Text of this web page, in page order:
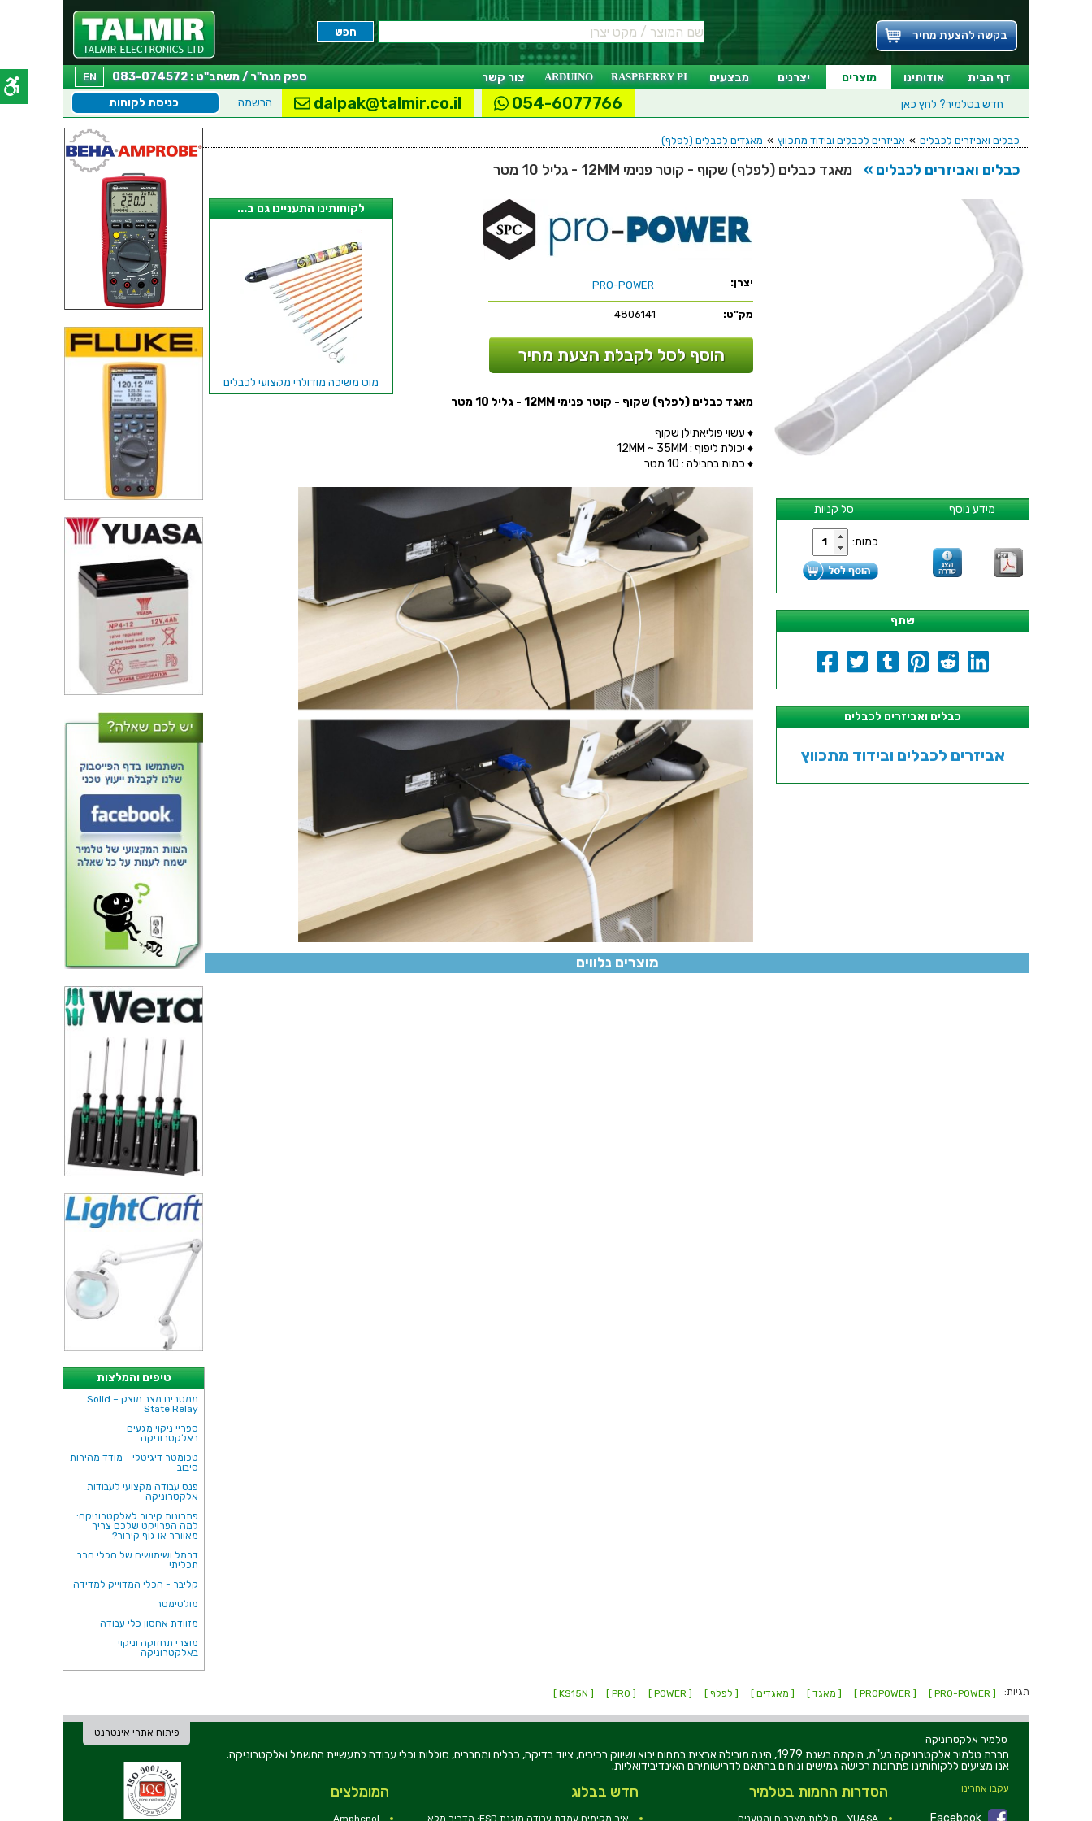
בקשה להצעת מחיר
דף הבית אודותינו מוצרים יצרנים מבצעים RASPBERRY PI
ARDUINO צור קשר EN
ספק מנה"ר / משהב"ט : 083-074572
חדש בטלמיר? לחץ כאן כניסת לקוחות הרשמה dalpak@talmir.co.il 054-6077766
טיפים והמלצות
ממסרים מצב מוצק – Solid
State Relay
ספריי ניקוי מגעים
באלקטרוניקה
טכומטר דיגיטלי - מודד מהירות
סיבוב
פנס עבודה מקצועי לעבודות
אלקטרוניקה
פתרונות קירור לאלקטרוניקה:
למה הפרויקט שלכם צריך
מאוורר או גוף קירור?
דרמל ושימושים של הכלי הרב
תכליתי
קליבר - הכלי המדוייק למדידה
מולטימטר
מזוודת אחסון כלי עבודה
מוצרי תחזוקה וניקוי
באלקטרוניקה
כבלים ואביזרים לכבלים » אביזרים לכבלים ובידוד מתכווץ » מאגדים לכבלים (לפלף)
כבלים ואביזרים לכבלים » מאגד כבלים (לפלף) שקוף - קוטר פנימי 12MM - גליל 10 מטר
סל קניות מידע נוסף
כמות:
שתף
כבלים ואביזרים לכבלים
אביזרים לכבלים ובידוד מתכווץ
יצרן: PRO-POWER
מק"ט: 4806141
הוסף לסל לקבלת הצעת מחיר
לקוחותינו התעניינו גם ב...
(סטלבנד) - 3.3 מטר - CK TOOLS
T5411
מאגד כבלים (לפלף) שחור - קוטר
מאגד כבלים (לפלף) שקוף - קוטר פנימי 12 MM - גליל 10 מטר
♦ עשוי פוליאתילן שקוף
♦ יכולת ליפוף : 12MM ~ 35MM
♦ כמות בחבילה : 10 מטר
מוצרים נלווים
תגיות: [ PRO-POWER ]
[ PROPOWER ] [ מאגד ] [ מאגדים ] [ לפלף ] [ POWER ]
[ PRO ]
[ KS15N ]
פיתוח אתרי אינטרנט
טלמיר אלקטרוניקה
חברת טלמיר אלקטרוניקה בע"מ, הוקמה בשנת 1979, הינה מובילה ארצית בתחום יבוא ושיווק רכיבים, ציוד בדיקה, כבלים ומחברים, סוללות וכלי עבודה לתעשיית החשמל ואלקטרוניקה.
אנו מציעים ללקוחותינו פתרונות רכישה גמישים ונוחים בהתאם לדרישותיהם האינדיבידואליות.
עקבו אחרינו
Facebook
המומלצים
Amphenol
חדש בבלוג
איך מקימים עמדת עבודה מוגנת ESD: מדריך מלא
הסדרות החמות בטלמיר
YUASA - סוללות,מצברים ומטענים